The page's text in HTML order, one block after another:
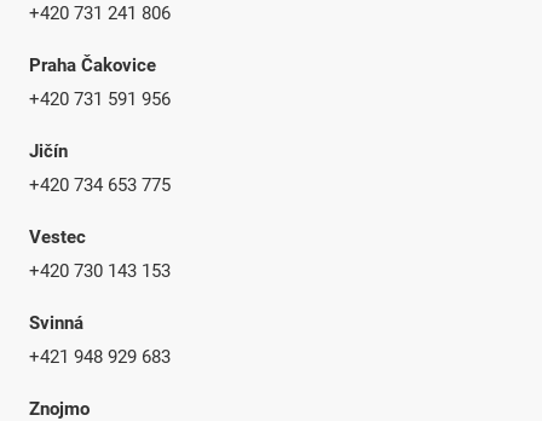
+420 731 241 806
Praha Čakovice
+420 731 591 956
Jičín
+420 734 653 775
Vestec
+420 730 143 153
Svinná
+421 948 929 683
Znojmo